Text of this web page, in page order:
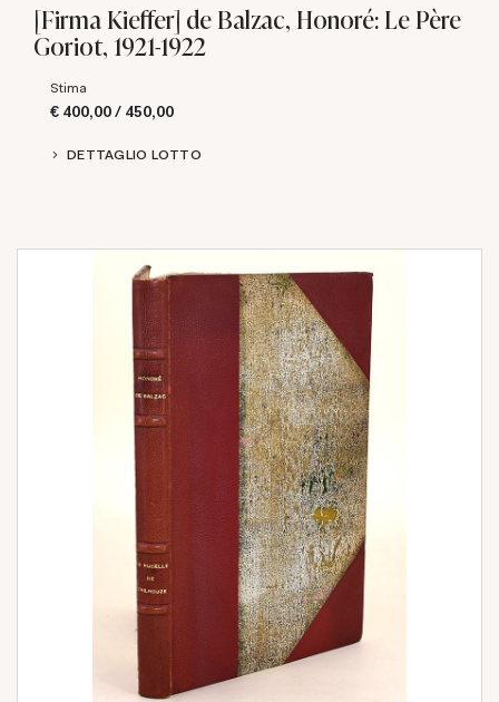
[Firma Kieffer] de Balzac, Honoré: Le Père
Goriot, 1921-1922
Stima
€ 400,00 / 450,00
DETTAGLIO LOTTO